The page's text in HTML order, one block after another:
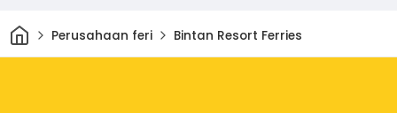
Rumah
Perusahaan feri Bintan Resort Ferries